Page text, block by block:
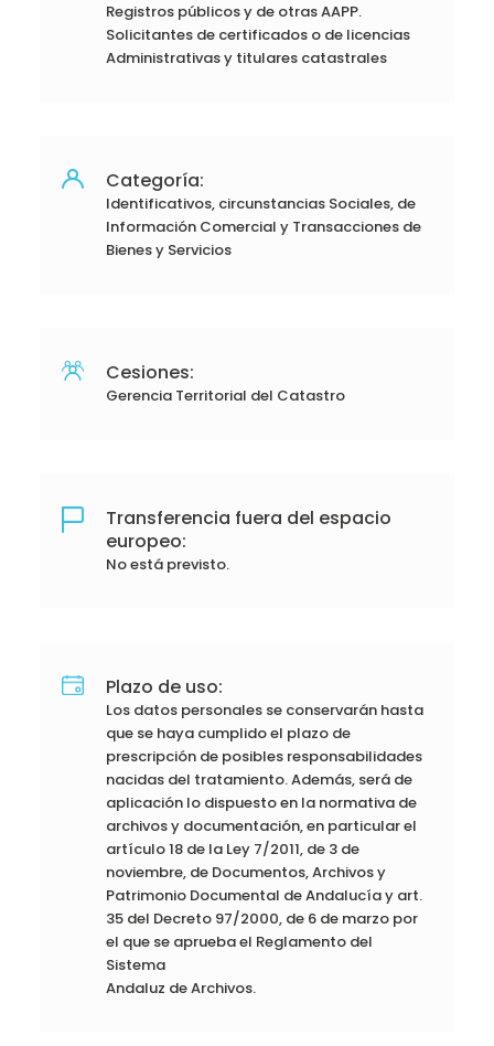
Registros públicos y de otras AAPP.
Solicitantes de certificados o de licencias
Administrativas y titulares catastrales
Categoría:
Identificativos, circunstancias Sociales, de
Información Comercial y Transacciones de
Bienes y Servicios
Cesiones:
Gerencia Territorial del Catastro
Transferencia fuera del espacio
europeo:
No está previsto.
Plazo de uso:
Los datos personales se conservarán hasta
que se haya cumplido el plazo de
prescripción de posibles responsabilidades
nacidas del tratamiento. Además, será de
aplicación lo dispuesto en la normativa de
archivos y documentación, en particular el
artículo 18 de la Ley 7/2011, de 3 de
noviembre, de Documentos, Archivos y
Patrimonio Documental de Andalucía y art.
35 del Decreto 97/2000, de 6 de marzo por
el que se aprueba el Reglamento del
Sistema
Andaluz de Archivos.